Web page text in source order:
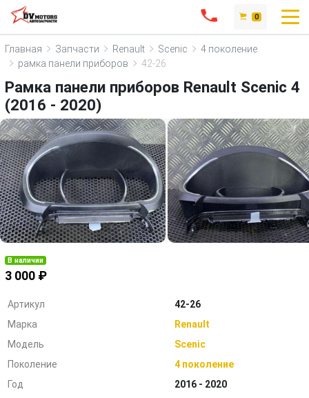
0
Главная Запчасти Renault Scenic
4 поколение
рамка панели приборов
42-26
Рамка панели приборов Renault Scenic 4
(2016 - 2020)
В наличии
3 000 ₽
Артикул
42-26
Марка
Renault
Модель
Scenic
Поколение
4 поколение
Год
2016 - 2020